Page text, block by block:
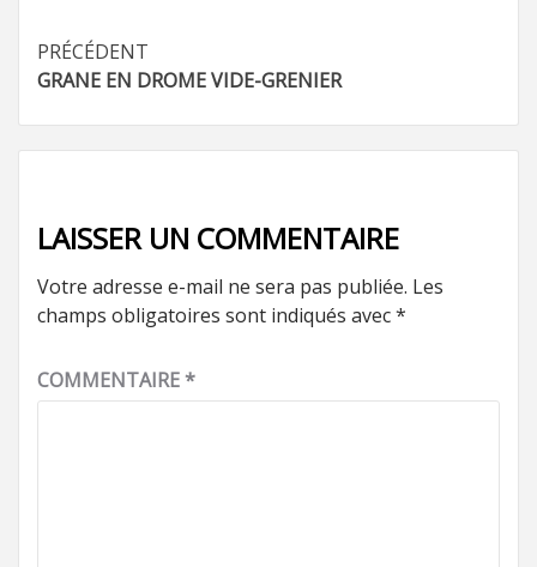
Navigation
d’article
PRÉCÉDENT
GRANE EN DROME VIDE-GRENIER
LAISSER UN COMMENTAIRE
Votre adresse e-mail ne sera pas publiée. Les
champs obligatoires sont indiqués avec*
COMMENTAIRE*